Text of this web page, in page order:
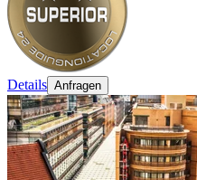
Details Anfragen